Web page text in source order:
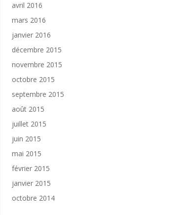
avril 2016
mars 2016
janvier 2016
décembre 2015
novembre 2015
octobre 2015
septembre 2015
août 2015
juillet 2015
juin 2015
mai 2015
février 2015
janvier 2015
octobre 2014